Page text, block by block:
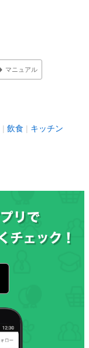
マニュアル
飲食 キッチン